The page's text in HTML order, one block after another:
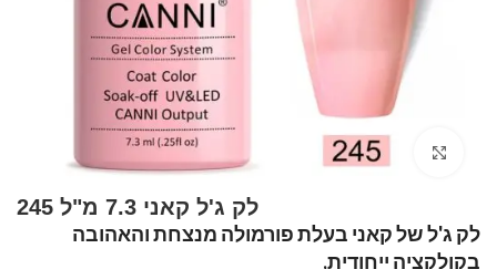
Click to enlarge
לק ג'ל קאני 7.3 מ"ל 245
לק ג'ל של קאני בעלת פורמולה מנצחת והאהובה
בקולקציה ייחודית,